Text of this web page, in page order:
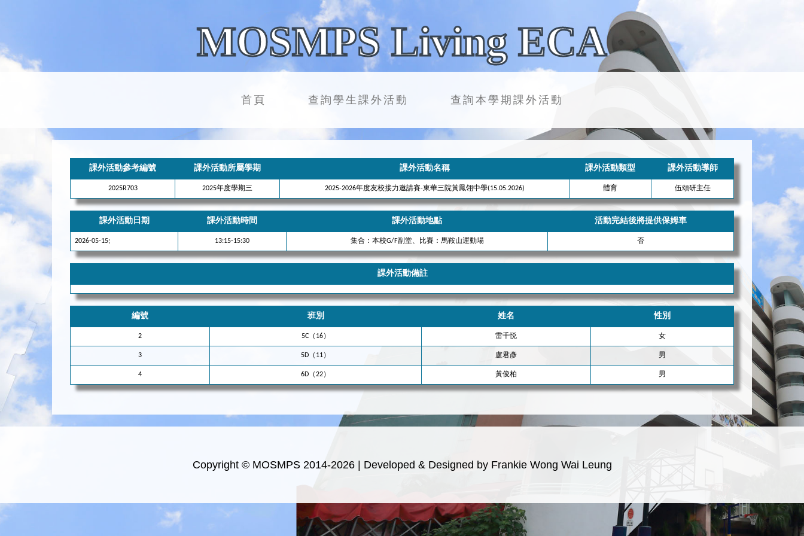
MOSMPS Living ECA
首頁 查詢學生課外活動 查詢本學期課外活動
課外活動參考編號 課外活動所屬學期 課外活動名稱 課外活動類型 課外活動導師
2025R703 2025年度學期三 2025-2026年度友校接力邀請賽-東華三院黃鳳翎中學(15.05.2026) 體育 伍頌研主任
課外活動日期 課外活動時間 課外活動地點 活動完結後將提供保姆車
2026-05-15; 13:15-15:30 集合：本校G/F副堂、比賽：馬鞍山運動場 否
課外活動備註
編號 班別 姓名 性別
2 5C（16） 雷千悦 女
3 5D（11） 盧君彥 男
4 6D（22） 黃俊柏 男
Copyright © MOSMPS 2014-2026 | Developed & Designed by Frankie Wong Wai Leung